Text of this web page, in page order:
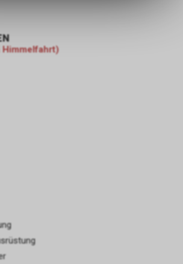
Himmelfahrt)
persönlichen Informationen